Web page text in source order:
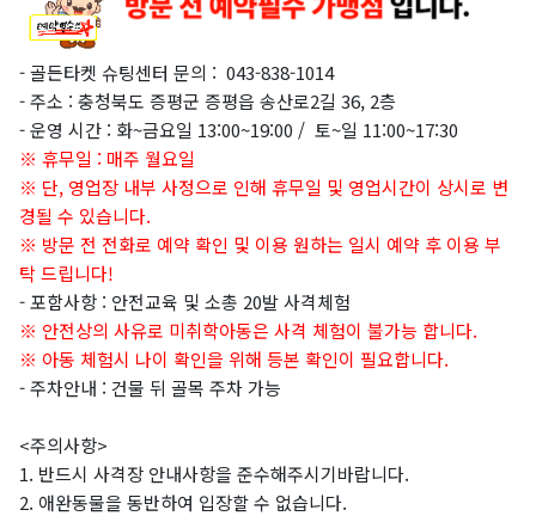
- 골든타켓 슈팅센터 문의 : 043-838-1014
- 주소 : 충청북도 증평군 증평읍 송산로2길 36, 2층
- 운영 시간 : 화~금요일 13:00~19:00 / 토~일 11:00~17:30
※ 휴무일 : 매주 월요일
※ 단, 영업장 내부 사정으로 인해 휴무일 및 영업시간이 상시로 변
경될 수 있습니다.
※ 방문 전 전화로 예약 확인 및 이용 원하는 일시 예약 후 이용 부
탁 드립니다!
- 포함사항 : 안전교육 및 소총 20발 사격체험
※ 안전상의 사유로 미취학아동은 사격 체험이 불가능 합니다.
※ 아동 체험시 나이 확인을 위해 등본 확인이 필요합니다.
- 주차안내 : 건물 뒤 골목 주차 가능
<주의사항>
1. 반드시 사격장 안내사항을 준수해주시기바랍니다.
2. 애완동물을 동반하여 입장할 수 없습니다.